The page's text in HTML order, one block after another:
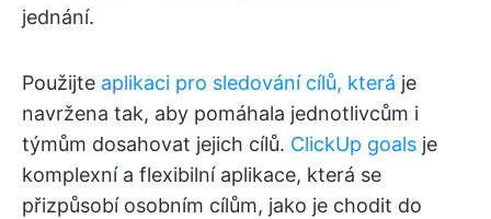
jednání.
Použijte aplikaci pro sledování cílů, která je
navržena tak, aby pomáhala jednotlivcům i
týmům dosahovat jejich cílů. ClickUp goals je
komplexní a flexibilní aplikace, která se
přizpůsobí osobním cílům, jako je chodit do